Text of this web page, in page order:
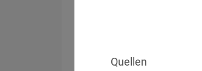
Quellen